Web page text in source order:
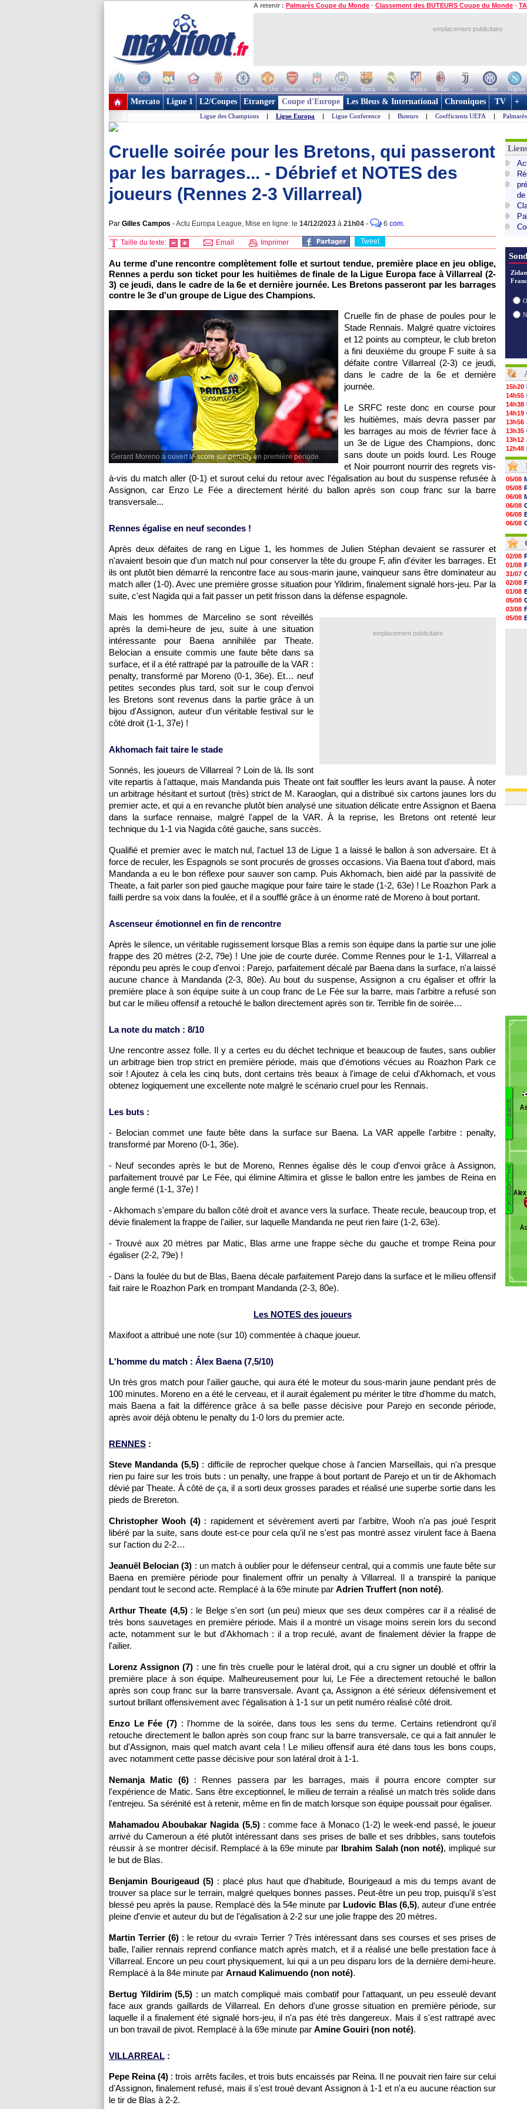
A retenir : Palmarès Coupe du Monde - Classement des BUTEURS Coupe du Monde -
emplacement publicitaire
OM PSG Lyon Lille Monaco Chelsea Man Utd Arsenal Liverpool ManCity Barca Real Atletico Milan Juve Inter Naples
+ de clubs
Mercato Ligue 1 L2/Coupes Etranger Coupe d'Europe Les Bleus & International Chroniques TV +
Ligue des Champions | Ligue Europa | Ligue Conference | Buteurs | Coefficients UEFA |
Cruelle soirée pour les Bretons, qui passeront
par les barrages... - Débrief et NOTES des
joueurs (Rennes 2-3 Villarreal)
Par Gilles Campos -Actu Europa League, Mise en ligne: le 14/12/2023 à 21h04 - 6 com.
Taille du texte: Email Imprimer Tweet
Au terme d'une rencontre complètement folle et surtout tendue, première place en jeu oblige,
Rennes a perdu son ticket pour les huitièmes de finale de la Ligue Europa face à Villarreal (2-
3) ce jeudi, dans le cadre de la 6e et dernière journée. Les Bretons passeront par les barrages
contre le 3e d'un groupe de Ligue des Champions.
Gerard Moreno a ouvert le score sur penalty en première période.
Cruelle fin de phase de poules pour le
Stade Rennais. Malgré quatre victoires
et 12 points au compteur, le club breton
a fini deuxième du groupe F suite à sa
défaite contre Villarreal (2-3) ce jeudi,
dans le cadre de la 6e et dernière
journée.
Le SRFC reste donc en course pour
les huitièmes, mais devra passer par
les barrages au mois de février face à
un 3e de Ligue des Champions, donc
sans doute un poids lourd. Les Rouge
et Noir pourront nourrir des regrets vis-
à-vis du match aller (0-1) et surout celui du retour avec l'égalisation au bout du suspense refusée à
Assignon, car Enzo Le Fée a directement hérité du ballon après son coup franc sur la barre
transversale...
Rennes égalise en neuf secondes !
Après deux défaites de rang en Ligue 1, les hommes de Julien Stéphan devaient se rassurer et
n'avaient besoin que d'un match nul pour conserver la tête du groupe F, afin d'éviter les barrages. Et
ils ont plutôt bien démarré la rencontre face au sous-marin jaune, vainqueur sans être dominateur au
match aller (1-0). Avec une première grosse situation pour Yildirim, finalement signalé hors-jeu. Par la
suite, c'est Nagida qui a fait passer un petit frisson dans la défense espagnole.
emplacement publicitaire
Mais les hommes de Marcelino se sont réveillés
après la demi-heure de jeu, suite à une situation
intéressante pour Baena annihilée par Theate.
Belocian a ensuite commis une faute bête dans sa
surface, et il a été rattrapé par la patrouille de la VAR :
penalty, transformé par Moreno (0-1, 36e). Et… neuf
petites secondes plus tard, soit sur le coup d'envoi
les Bretons sont revenus dans la partie grâce à un
bijou d'Assignon, auteur d'un véritable festival sur le
côté droit (1-1, 37e) !
Akhomach fait taire le stade
Sonnés, les joueurs de Villarreal ? Loin de là. Ils sont
vite repartis à l'attaque, mais Mandanda puis Theate ont fait souffler les leurs avant la pause. À noter
un arbitrage hésitant et surtout (très) strict de M. Karaoglan, qui a distribué six cartons jaunes lors du
premier acte, et qui a en revanche plutôt bien analysé une situation délicate entre Assignon et Baena
dans la surface rennaise, malgré l'appel de la VAR. À la reprise, les Bretons ont retenté leur
technique du 1-1 via Nagida côté gauche, sans succès.
Qualifié et premier avec le match nul, l'actuel 13 de Ligue 1 a laissé le ballon à son adversaire. Et à
force de reculer, les Espagnols se sont procurés de grosses occasions. Via Baena tout d'abord, mais
Mandanda a eu le bon réflexe pour sauver son camp. Puis Akhomach, bien aidé par la passivité de
Theate, a fait parler son pied gauche magique pour faire taire le stade (1-2, 63e) ! Le Roazhon Park a
failli perdre sa voix dans la foulée, et il a soufflé grâce à un énorme raté de Moreno à bout portant.
Ascenseur émotionnel en fin de rencontre
Après le silence, un véritable rugissement lorsque Blas a remis son équipe dans la partie sur une jolie
frappe des 20 mètres (2-2, 79e) ! Une joie de courte durée. Comme Rennes pour le 1-1, Villarreal a
répondu peu après le coup d'envoi : Parejo, parfaitement décalé par Baena dans la surface, n'a laissé
aucune chance à Mandanda (2-3, 80e). Au bout du suspense, Assignon a cru égaliser et offrir la
première place à son équipe suite à un coup franc de Le Fée sur la barre, mais l'arbitre a refusé son
but car le milieu offensif a retouché le ballon directement après son tir. Terrible fin de soirée…
La note du match : 8/10
Une rencontre assez folle. Il y a certes eu du déchet technique et beaucoup de fautes, sans oublier
un arbitrage bien trop strict en première période, mais que d'émotions vécues au Roazhon Park ce
soir ! Ajoutez à cela les cinq buts, dont certains très beaux à l'image de celui d'Akhomach, et vous
obtenez logiquement une excellente note malgré le scénario cruel pour les Rennais.
Les buts :
- Belocian commet une faute bête dans la surface sur Baena. La VAR appelle l'arbitre : penalty,
transformé par Moreno (0-1, 36e).
- Neuf secondes après le but de Moreno, Rennes égalise dès le coup d'envoi grâce à Assignon,
parfaitement trouvé par Le Fée, qui élimine Altimira et glisse le ballon entre les jambes de Reina en
angle fermé (1-1, 37e) !
- Akhomach s'empare du ballon côté droit et avance vers la surface. Theate recule, beaucoup trop, et
dévie finalement la frappe de l'ailier, sur laquelle Mandanda ne peut rien faire (1-2, 63e).
- Trouvé aux 20 mètres par Matic, Blas arme une frappe sèche du gauche et trompe Reina pour
égaliser (2-2, 79e) !
- Dans la foulée du but de Blas, Baena décale parfaitement Parejo dans la surface et le milieu offensif
fait raire le Roazhon Park en trompant Mandanda (2-3, 80e).
Les NOTES des joueurs
Maxifoot a attribué une note (sur 10) commentée à chaque joueur.
L'homme du match : Álex Baena (7,5/10)
Un très gros match pour l'ailier gauche, qui aura été le moteur du sous-marin jaune pendant près de
100 minutes. Moreno en a été le cerveau, et il aurait également pu mériter le titre d'homme du match,
mais Baena a fait la différence grâce à sa belle passe décisive pour Parejo en seconde période,
après avoir déjà obtenu le penalty du 1-0 lors du premier acte.
RENNES :
Steve Mandanda (5,5): difficile de reprocher quelque chose à l'ancien Marseillais, qui n'a presque
rien pu faire sur les trois buts : un penalty, une frappe à bout portant de Parejo et un tir de Akhomach
dévié par Theate. À côté de ça, il a sorti deux grosses parades et réalisé une superbe sortie dans les
pieds de Brereton.
Christopher Wooh (4): rapidement et sévèrement averti par l'arbitre, Wooh n'a pas joué l'esprit
libéré par la suite, sans doute est-ce pour cela qu'il ne s'est pas montré assez virulent face à Baena
sur l'action du 2-2…
Jeanuël Belocian (3) : un match à oublier pour le défenseur central, qui a commis une faute bête sur
Baena en première période pour finalement offrir un penalty à Villarreal. Il a transpiré la panique
pendant tout le second acte. Remplacé à la 69e minute par Adrien Truffert (non noté).
Arthur Theate (4,5): le Belge s'en sort (un peu) mieux que ses deux compères car il a réalisé de
très bons sauvetages en première période. Mais il a montré un visage moins serein lors du second
acte, notamment sur le but d'Akhomach : il a trop reculé, avant de finalement dévier la frappe de
l'ailier.
Lorenz Assignon (7) : une fin très cruelle pour le latéral droit, qui a cru signer un doublé et offrir la
première place à son équipe. Malheureusement pour lui, Le Fée a directement retouché le ballon
après son coup franc sur la barre transversale. Avant ça, Assignon a été sérieux défensivement et
surtout brillant offensivement avec l'égalisation à 1-1 sur un petit numéro réalisé côté droit.
Enzo Le Fée (7): l'homme de la soirée, dans tous les sens du terme. Certains retiendront qu'il
retouche directement le ballon après son coup franc sur la barre transversale, ce qui a fait annuler le
but d'Assignon, mais quel match avant cela ! Le milieu offensif aura été dans tous les bons coups,
avec notamment cette passe décisive pour son latéral droit à 1-1.
Nemanja Matic (6): Rennes passera par les barrages, mais il pourra encore compter sur
l'expérience de Matic. Sans être exceptionnel, le milieu de terrain a réalisé un match très solide dans
l'entrejeu. Sa sérénité est à retenir, même en fin de match lorsque son équipe poussait pour égaliser.
Mahamadou Aboubakar Nagida (5,5): comme face à Monaco (1-2) le week-end passé, le joueur
arrivé du Cameroun a été plutôt intéressant dans ses prises de balle et ses dribbles, sans toutefois
réussir à se montrer décisif. Remplacé à la 69e minute par Ibrahim Salah (non noté), impliqué sur
le but de Blas.
Benjamin Bourigeaud (5): placé plus haut que d'habitude, Bourigeaud a mis du temps avant de
trouver sa place sur le terrain, malgré quelques bonnes passes. Peut-être un peu trop, puisqu'il s'est
blessé peu après la pause. Remplacé dès la 54e minute par Ludovic Blas (6,5), auteur d'une entrée
pleine d'envie et auteur du but de l'égalisation à 2-2 sur une jolie frappe des 20 mètres.
Martin Terrier (6): le retour du «vrai» Terrier ? Très intéressant dans ses courses et ses prises de
balle, l'ailier rennais reprend confiance match après match, et il a réalisé une belle prestation face à
Villarreal. Encore un peu court physiquement, lui qui a un peu disparu lors de la dernière demi-heure.
Remplacé à la 84e minute par Arnaud Kalimuendo (non noté).
Bertug Yildirim (5,5) : un match compliqué mais combatif pour l'attaquant, un peu esseulé devant
face aux grands gaillards de Villarreal. En dehors d'une grosse situation en première période, sur
laquelle il a finalement été signalé hors-jeu, il n'a pas été très dangereux. Mais il s'est rattrapé avec
un bon travail de pivot. Remplacé à la 69e minute par Amine Gouiri (non noté).
VILLARREAL :
Pepe Reina (4) : trois arrêts faciles, et trois buts encaissés par Reina. Il ne pouvait rien faire sur celui
d'Assignon, finalement refusé, mais il s'est troué devant Assignon à 1-1 et n'a eu aucune réaction sur
le tir de Blas à 2-2.
de
15h20
14h55
14h38
14h19
13h56
13h35
13h12
12h48
12h25
12h06
11h53
11h31
11h10
10h52
10h33
10h12
10h09
10h05
09h44
09h24
09h06
08h44
08h22
06/08
05/08
05/08
06/08
06/08
06/08
06/08
06/08
02/08
01/08
31/07
02/08
01/08
05/08
03/08
05/08
R
E
N
N
E
S
V
I
L
L
A
R
R
E
A
L